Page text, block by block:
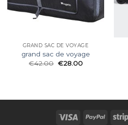
GRAND SAC DE VOYAGE
grand sac de voyage
€42.00 €28.00